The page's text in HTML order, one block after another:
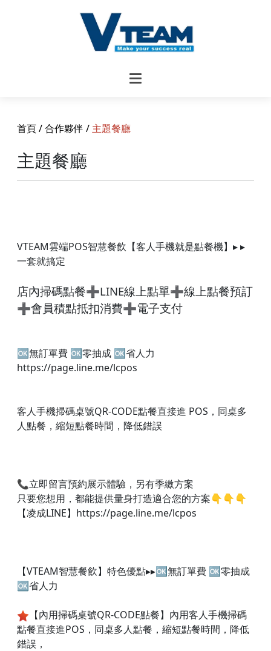
首頁/合作夥伴 / 主題餐廳
主題餐廳
VTEAM雲端POS智慧餐飲【客人手機就是點餐機】▸ ▸
一套就搞定
店內掃碼點餐➕LINE線上點單➕線上點餐預訂
➕會員積點抵扣消費➕電子支付
🆗無訂單費 🆗零抽成 🆗省人力
https://page.line.me/lcpos
客人手機掃碼桌號QR-CODE點餐直接進 POS，同桌多
人點餐，縮短點餐時間，降低錯誤
📞立即留言預約展示體驗，另有季繳方案
只要您想用，都能提供量身打造適合您的方案👇👇👇​
【凌成LINE】https://page.line.me/lcpos
【VTEAM智慧餐飲】特色優點▸▸🆗無訂單費 🆗零抽成
🆗省人力
【內用掃碼桌號QR-CODE點餐】內用客人手機掃碼
點餐直接進POS，同桌多人點餐，縮短點餐時間，降低
錯誤，